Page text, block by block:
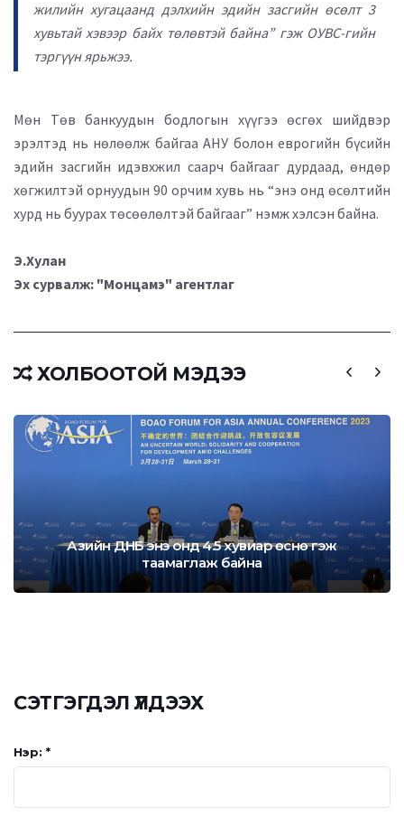
жилийн хугацаанд дэлхийн эдийн засгийн өсөлт 3
хувьтай хэвээр байх төлөвтэй байна” гэж ОУВС-гийн
тэргүүн ярьжээ.
Мөн Төв банкуудын бодлогын хүүгээ өсгөх шийдвэр
эрэлтэд нь нөлөөлж байгаа АНУ болон еврогийн бүсийн
эдийн засгийн идэвхжил саарч байгааг дурдаад, өндөр
хөгжилтэй орнуудын 90 орчим хувь нь “энэ онд өсөлтийн
хурд нь буурах төсөөлөлтэй байгааг” нэмж хэлсэн байна.
Э.Хулан
Эх сурвалж: "Монцамэ" агентлаг
ХОЛБООТОЙ МЭДЭЭ
Азийн ДНБ энэ онд 4.5 хувиар өснө гэж
таамаглаж байна
СЭТГЭГДЭЛ ҮЛДЭЭХ
Нэр: *